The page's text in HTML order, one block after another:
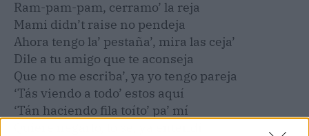
Ram-pam-pam, cerramo’ la reja
Mami didn’t raise no pendeja
Ahora tengo la’ pestaña’, mira las ceja’
Dile a tu amigo que te aconseja
Que no me escriba’, ya yo tengo pareja
‘Tás viendo a todo’ estos aquí
‘Tán haciendo fila toíto’ pa’ mí